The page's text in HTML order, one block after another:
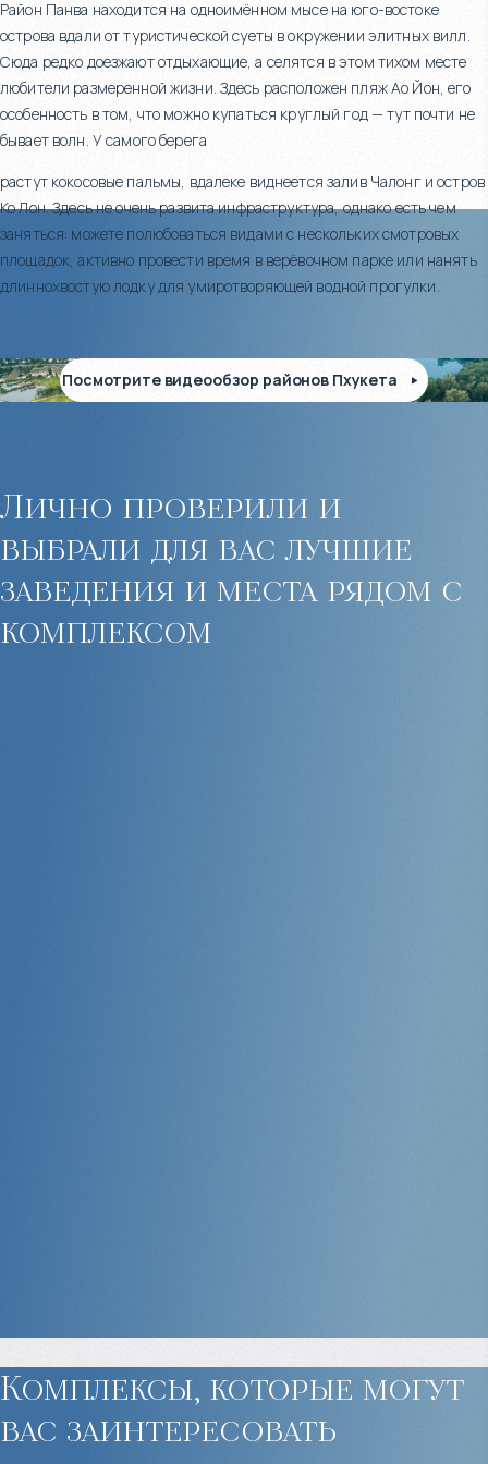
Район Панва находится на одноимённом мысе на юго-востоке
острова вдали от туристической суеты в окружении элитных вилл.
Сюда редко доезжают отдыхающие, а селятся в этом тихом месте
любители размеренной жизни. Здесь расположен пляж Ао Йон, его
особенность в том, что можно купаться круглый год — тут почти не
бывает волн. У самого берега
растут кокосовые пальмы, вдалеке виднеется залив Чалонг и остров
Ко Лон. Здесь не очень развита инфраструктура, однако есть чем
заняться: можете полюбоваться видами с нескольких смотровых
площадок, активно провести время в верёвочном парке или нанять
длиннохвостую лодку для умиротворяющей водной прогулки.
Посмотрите видеообзор районов Пхукета
Лично проверили и
выбрали для вас лучшие
заведения и места рядом с
комплексом
Комплексы, которые могут
вас заинтересовать